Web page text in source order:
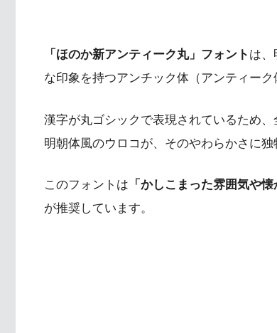
「ほのか新アンティーク丸」フォント は、
な印象を持つアンチック体（アンティーク
漢字が丸ゴシックで表現されているため
明朝体風のウロコが、そのやわらかさに独
このフォントは 「かしこまった雰囲気や
が推奨しています。